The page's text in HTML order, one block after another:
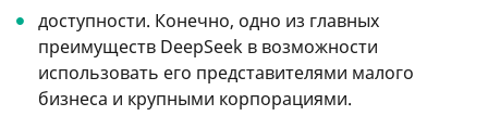
доступности. Конечно, одно из главных
преимуществ DeepSeek в возможности
использовать его представителями малого
бизнеса и крупными корпорациями.